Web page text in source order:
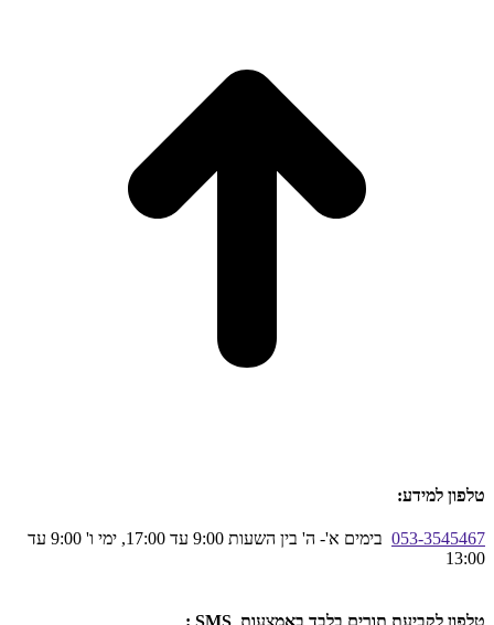
טלפון למידע:
053-3545467
בימים א'- ה' בין השעות 9:00 עד 17:00, ימי ו' 9:00 עד
13:00